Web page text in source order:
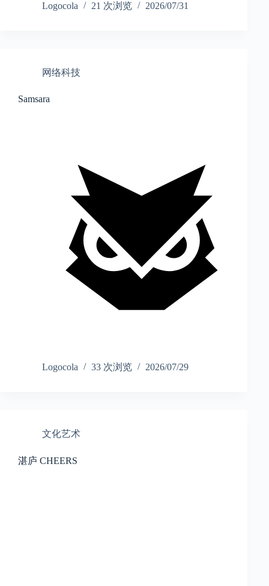
Logocola 21 次浏览 2026/07/31
网络科技
Samsara
Logocola 33 次浏览 2026/07/29
文化艺术
湛庐 CHEERS